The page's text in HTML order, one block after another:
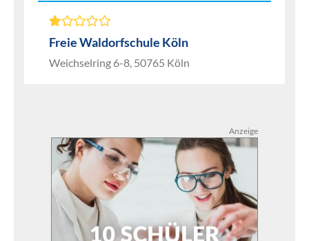
Freie Waldorfschule Köln
Weichselring 6-8, 50765 Köln
Anzeige